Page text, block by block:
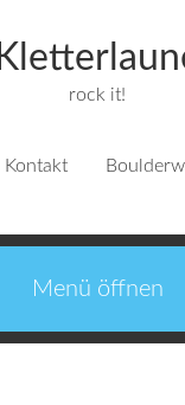
rock it!
Kontakt